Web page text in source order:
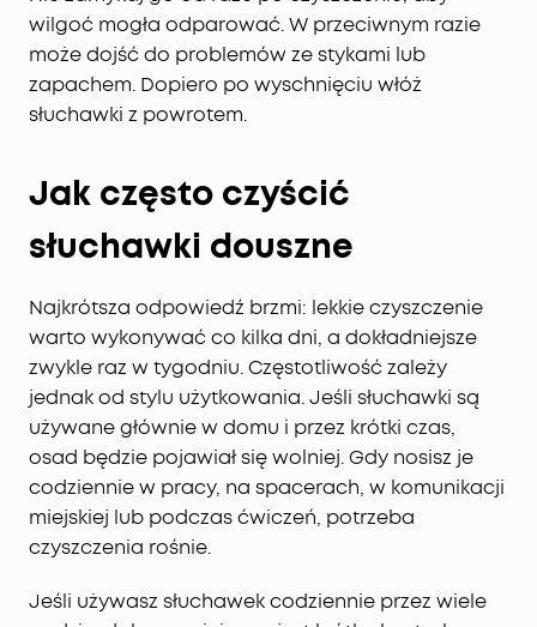
wilgoć mogła odparować. W przeciwnym razie
może dojść do problemów ze stykami lub
zapachem. Dopiero po wyschnięciu włóż
słuchawki z powrotem.
Jak często czyścić
słuchawki douszne
Najkrótsza odpowiedź brzmi: lekkie czyszczenie
warto wykonywać co kilka dni, a dokładniejsze
zwykle raz w tygodniu. Częstotliwość zależy
jednak od stylu użytkowania. Jeśli słuchawki są
używane głównie w domu i przez krótki czas,
osad będzie pojawiał się wolniej. Gdy nosisz je
codziennie w pracy, na spacerach, w komunikacji
miejskiej lub podczas ćwiczeń, potrzeba
czyszczenia rośnie.
Jeśli używasz słuchawek codziennie przez wiele